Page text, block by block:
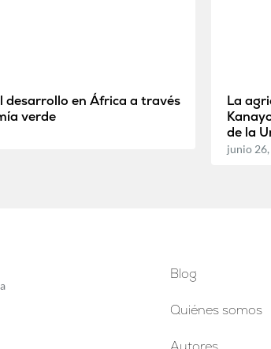
desarrollo en África a través
verde
La
de la
junio
Blog
Quiénes somos